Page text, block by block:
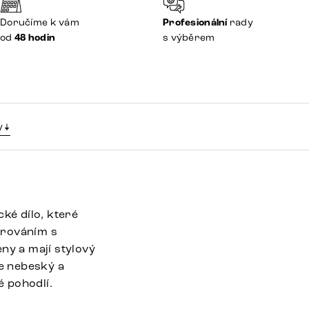
Doručíme k vám
od 48 hodin
Profesionálnírady
s výběrem
dílo, které
s
a mají stylový
nebeský a
pohodlí.